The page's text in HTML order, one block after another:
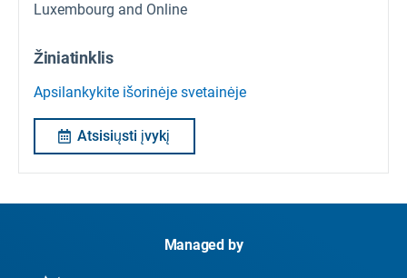
Luxembourg and Online
Žiniatinklis
Apsilankykite išorinėje svetainėje
Atsisiųsti įvykį
Managed by